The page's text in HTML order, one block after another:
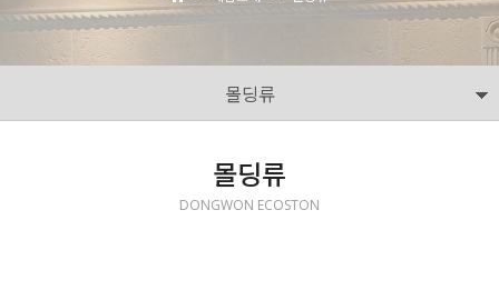
몰딩류
몰딩류
DONGWON ECOSTON